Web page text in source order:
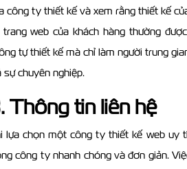
công ty thiết kế và xem rằng thiết kế
trang web của khách hàng thường
tự thiết kế mà chỉ làm người trung
sự chuyên nghiệp.
Thông tin liên hệ
lựa chọn một công ty thiết kế web uy
công ty nhanh chóng và đơn giản.